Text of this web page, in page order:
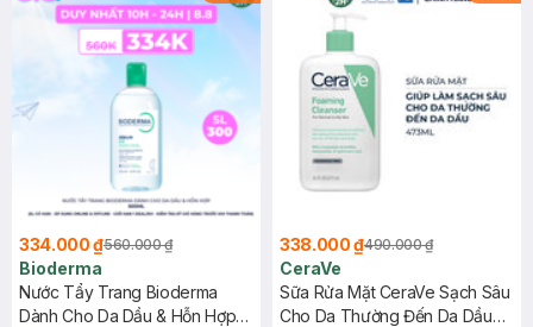
334.000 ₫560.000 ₫
Bioderma
Nước Tẩy Trang Bioderma
Dành Cho Da Dầu & Hỗn Hợp
338.000 ₫490.000 ₫
CeraVe
Sữa Rửa Mặt CeraVe Sạch Sâu
Cho Da Thường Đến Da Dầu